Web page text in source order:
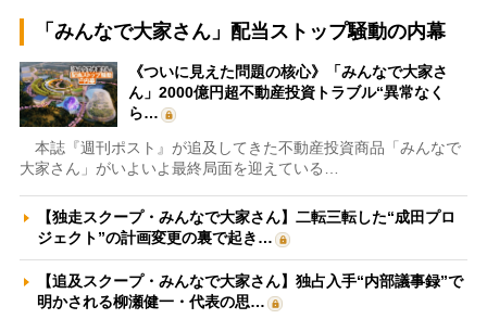
「みんなで大家さん」配当ストップ騒動の内幕
《ついに見えた問題の核心》「みんなで大家さ
ん」2000億円超不動産投資トラブル“異常なく
ら…
本誌『週刊ポスト』が追及してきた不動産投資商品「みんなで
大家さん」がいよいよ最終局面を迎えている…
【独走スクープ・みんなで大家さん】二転三転した“成田プロ
ジェクト”の計画変更の裏で起き…
【追及スクープ・みんなで大家さん】独占入手“内部議事録”で
明かされる柳瀬健一・代表の思…